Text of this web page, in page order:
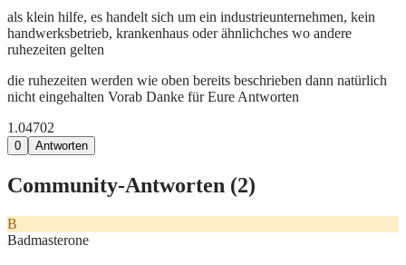
als klein hilfe, es handelt sich um ein industrieunternehmen, kein
handwerksbetrieb, krankenhaus oder ähnlichches wo andere
ruhezeiten gelten
die ruhezeiten werden wie oben bereits beschrieben dann natürlich
nicht eingehalten Vorab Danke für Eure Antworten
1.04702
0 Antworten
Community-Antworten (2)
B
Badmasterone